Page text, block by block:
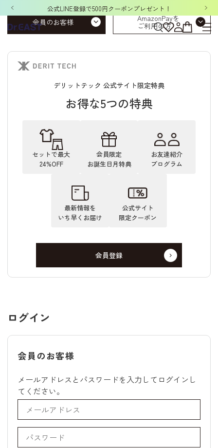
公式LINE登録で500円クーポンプレゼント！
会員のお客様
AmazonPayを
ご利用の方
デリットテック 公式サイト限定特典
お得な5つの特典
セットで最大
24%OFF
会員限定
お誕生日月特典
お友達紹介
プログラム
最新情報を
いち早くお届け
公式サイト
限定クーポン
会員登録
ログイン
会員のお客様
メールアドレスとパスワードを入力してログインし
てください。